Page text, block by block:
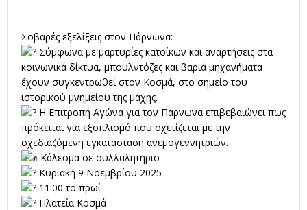
Σοβαρές εξελίξεις στον Πάρνωνα:
Σύμφωνα με μαρτυρίες κατοίκων και αναρτήσεις στα
κοινωνικά δίκτυα, μπουλντόζες και βαριά μηχανήματα
έχουν συγκεντρωθεί στον Κοσμά, στο σημείο του
ιστορικού μνημείου της μάχης.
Η Επιτροπή Αγώνα για τον Πάρνωνα επιβεβαιώνει πως
πρόκειται για εξοπλισμό που σχετίζεται με την
σχεδιαζόμενη εγκατάσταση ανεμογεννητριών.
Κάλεσμα σε συλλαλητήριο
Κυριακή 9 Νοεμβρίου 2025
11:00 το πρωί
Πλατεία Κοσμά